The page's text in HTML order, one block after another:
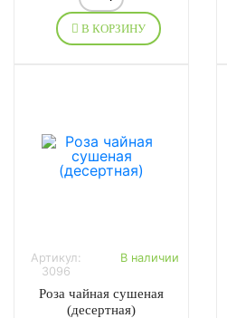
В КОРЗИНУ
Артикул:
3096
В наличии
Роза чайная сушеная
(десертная)